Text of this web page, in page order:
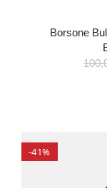
Borsone
-41%